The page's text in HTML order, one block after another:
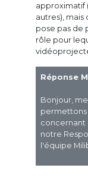
approximatif
autres), mais
pose pas de
rôle pour
Réponse
Bonjour,
concernant
notre
l'équipe